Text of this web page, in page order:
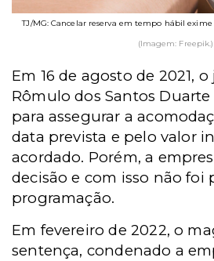
TJ/MG: Cancelar reserva em tempo hábil
(Imagem: Freepik.)
Em 16 de agosto de 2021,
Rômulo dos Santos
para assegurar a
data prevista e pelo valor
acordado. Porém, a
decisão e com isso não foi
programação.
Em fevereiro de 2022, o
sentença, condenado a